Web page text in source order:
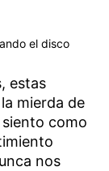
el disco
estas
mierda de
como
nos